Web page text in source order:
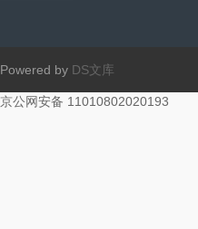
Powered by DS文库
京公网安备 11010802020193